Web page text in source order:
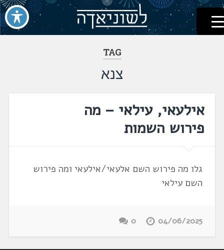
דלג
לתוכן
לשוניאדה
עברית. לשון. שפה
TAG
צנא
אילעאי, עילאי – מה
פירוש השמות
גלו מה פירוש השם אלעאי/אילעאי ומה פירוש
השם עילאי
04/06/2025
0